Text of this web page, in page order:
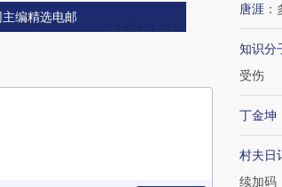
编精选电邮
唐涯 ：
知识分
受伤
丁金坤
村夫日
续加码